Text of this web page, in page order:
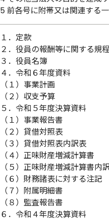
5 前各号に附帯又は関連する
１．定款
２．役員の報酬等に関する規程
３．役員名簿
４．令和６年度資料
（１）事業計画
（２）収支予算
５．令和５年度決算資料
（１）事業報告書
（２）貸借対照表
（３）貸借対照表内訳表
（４）正味財産増減計算書
（５）正味財産増減計算書内
（６）財務諸表に対する注記
（７）附属明細書
（８）監査報告書
６．令和４年度決算資料